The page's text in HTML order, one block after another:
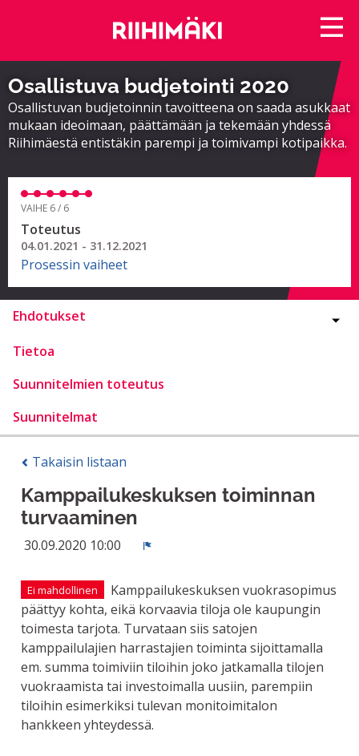
Osallistuva budjetointi 2020
Osallistuvan budjetoinnin tavoitteena on saada asukkaat
mukaan ideoimaan, päättämään ja tekemään yhdessä
Riihimäestä entistäkin parempi ja toimivampi kotipaikka.
VAIHE 6 / 6
Toteutus
04.01.2021 - 31.12.2021
Prosessin vaiheet
Ehdotukset
Tietoa
Suunnitelmien toteutus
Suunnitelmat
Takaisin listaan
Kamppailukeskuksen toiminnan
turvaaminen
30.09.2020 10:00
Ei mahdollinen
Kamppailukeskuksen vuokrasopimus
päättyy kohta, eikä korvaavia tiloja ole kaupungin
toimesta tarjota. Turvataan siis satojen
kamppailulajien harrastajien toiminta sijoittamalla
em. summa toimiviin tiloihin joko jatkamalla tilojen
vuokraamista tai investoimalla uusiin, parempiin
tiloihin esimerkiksi tulevan monitoimitalon
hankkeen yhteydessä.